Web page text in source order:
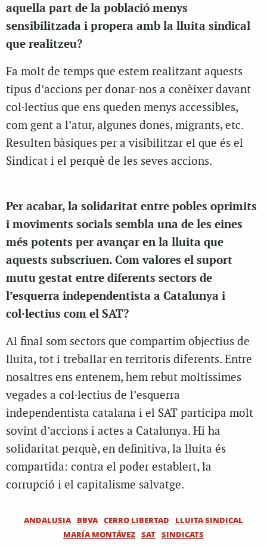
aquella part de la població menys
sensibilitzada i propera amb la lluita sindical
que realitzeu?
Fa molt de temps que estem realitzant aquests
tipus d’accions per donar-nos a conèixer davant
col·lectius que ens queden menys accessibles,
com gent a l’atur, algunes dones, migrants, etc.
Resulten bàsiques per a visibilitzar el que és el
Sindicat i el perquè de les seves accions.
Per acabar, la solidaritat entre pobles oprimits
i moviments socials sembla una de les eines
més potents per avançar en la lluita que
aquests subscriuen. Com valores el suport
mutu gestat entre diferents sectors de
l’esquerra independentista a Catalunya i
col·lectius com el SAT?
Al final som sectors que compartim objectius de
lluita, tot i treballar en territoris diferents. Entre
nosaltres ens entenem, hem rebut moltíssimes
vegades a col·lectius de l’esquerra
independentista catalana i el SAT participa molt
sovint d’accions i actes a Catalunya. Hi ha
solidaritat perquè, en definitiva, la lluita és
compartida: contra el poder establert, la
corrupció i el capitalisme salvatge.
ANDALUSIA BBVA CERRO LIBERTAD
LLUITA SINDICAL
MARÍA MONTÁVEZ SAT SINDICATS